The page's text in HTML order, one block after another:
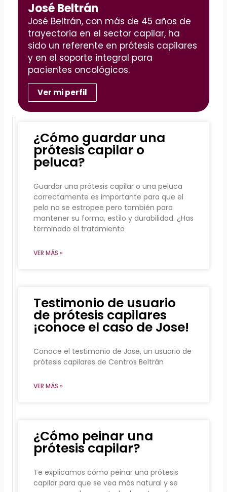
José Beltrán
José Beltrán, con más de 45 años de
trayectoria en el sector capilar, ha
sido un referente en prótesis capilares
y en el soporte integral para
pacientes oncológicos.
Ver mi perfil
¿Cómo guardar una
prótesis capilar o
peluca?
Guardar una prótesis capilar o una peluca
correctamente es importante para que el
pelo no se estropee pero también para
mantener su forma, estilo y durabilidad. ¿Has
terminado el tratamiento
VER MÁS »
Testimonio de usuario
de prótesis capilares
¡conoce el caso de Jose!
Conoce el testimonio de Jose, un usuario de
prótesis capilares de Centros Beltrán
VER MÁS »
¿Cómo peinar una
prótesis capilar?
Te explicamos cómo peinar una prótesis
capilar para que se vea más natural y se